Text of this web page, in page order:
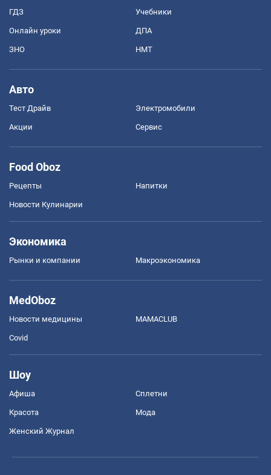
ГДЗ Учебники
Онлайн уроки ДПА
ЗНО НМТ
Авто
Тест Драйв Электромобили
Акции Сервис
Food Oboz
Рецепты Напитки
Новости Кулинарии
Экономика
Рынки и компании Mакроэкономика
MedOboz
Новости медицины MAMACLUB
Covid
Шоу
Афиша Сплетни
Красота Мода
Женский Журнал